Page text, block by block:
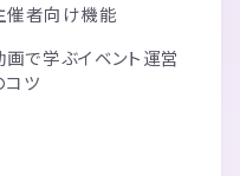
催者向け機能
画で学ぶイベント運営
コツ